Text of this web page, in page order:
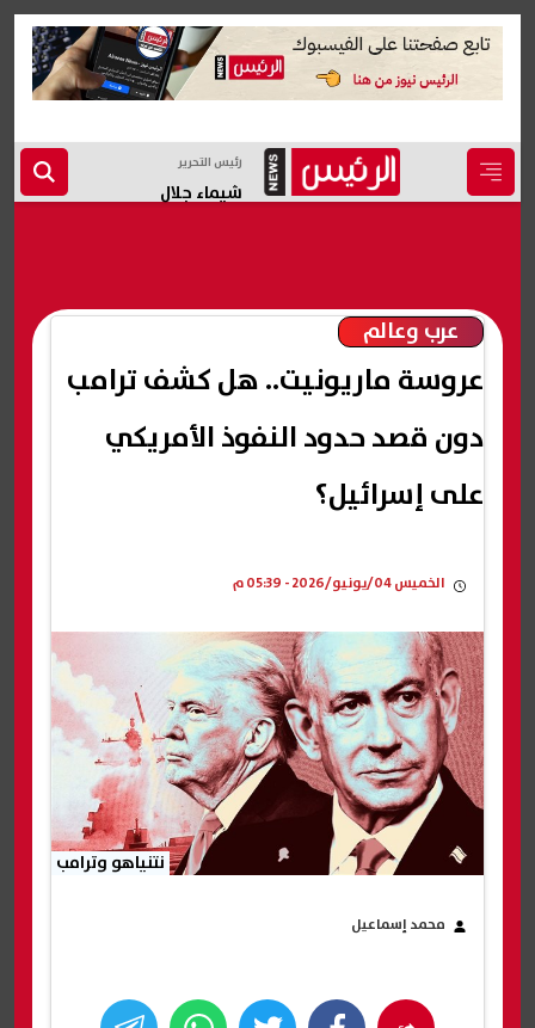
رئيس التحرير
شيماء جلال
عرب وعالم
عروسة ماريونيت.. هل كشف ترامب
دون قصد حدود النفوذ الأمريكي
على إسرائيل؟
الخميس 04/يونيو/2026 - 05:39 م
نتنياهو وترامب
محمد إسماعيل